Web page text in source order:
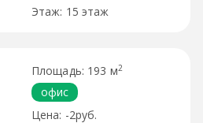
15 этаж
193 м2
офис
-2руб.